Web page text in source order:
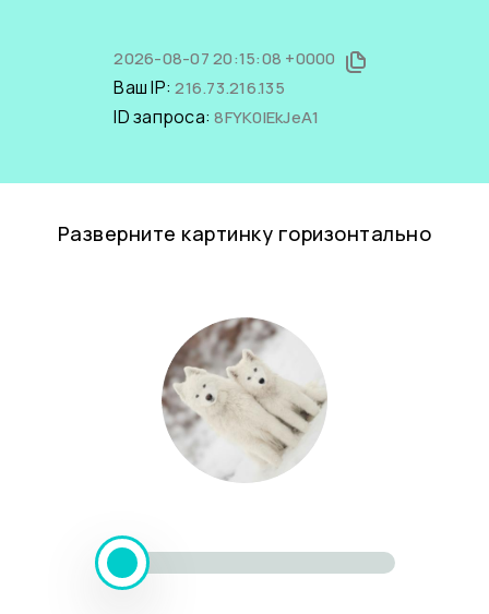
2026-08-07 20:15:08 +0000
Ваш IP:216.73.216.135
ID запроса:8FYK0lEkJeA1
Разверните картинку горизонтально